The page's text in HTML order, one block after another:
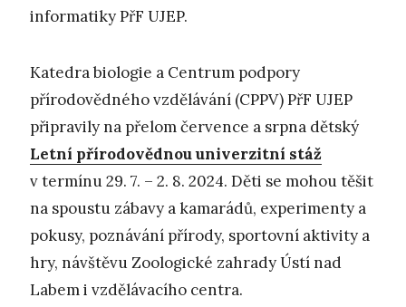
informatiky PřF UJEP.
Katedra biologie a Centrum podpory
přírodovědného vzdělávání (CPPV) PřF UJEP
připravily na přelom července a srpna dětský
Letní přírodovědnou univerzitní stáž
v termínu 29. 7. – 2. 8. 2024. Děti se mohou těšit
na spoustu zábavy a kamarádů, experimenty a
pokusy, poznávání přírody, sportovní aktivity a
hry, návštěvu Zoologické zahrady Ústí nad
Labem i vzdělávacího centra.